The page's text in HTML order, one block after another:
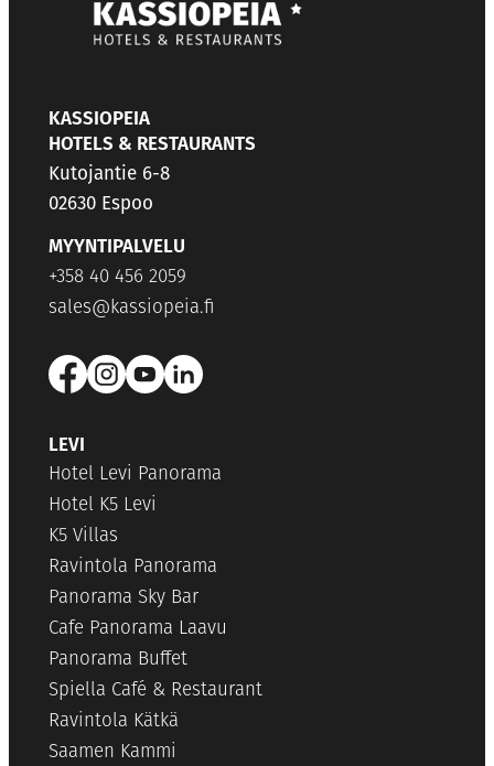
KASSIOPEIA
HOTELS & RESTAURANTS
Kutojantie 6-8
02630 Espoo
MYYNTIPALVELU
+358 40 456 2059
sales@kassiopeia.fi
LEVI
Hotel Levi Panorama
Hotel K5 Levi
K5 Villas
Ravintola Panorama
Panorama Sky Bar
Cafe Panorama Laavu
Panorama Buffet
Spiella Café & Restaurant
Ravintola Kätkä
Saamen Kammi